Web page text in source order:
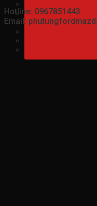
Ford Modeo
Ford Transit
Hotline: 0967851443
Email: